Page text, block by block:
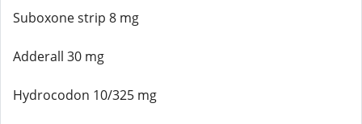
Suboxone strip 8 mg
Adderall 30 mg
Hydrocodon 10/325 mg